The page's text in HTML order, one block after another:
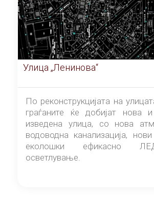
Улица „Ленинова“
По реконструкцијата на
граѓаните ќе добијат нова и
изведена улица, со нова
водоводна канализација,
еколошки ефикасно
осветлување.